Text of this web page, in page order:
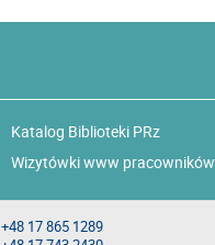
Katalog Biblioteki PRz
Wizytówki www pracowników
+48 17 865 1289